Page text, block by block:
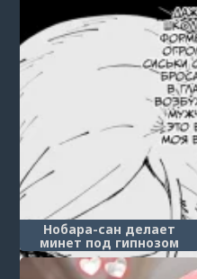
Нобара-сан делает
минет под гипнозом
(Nobara-san Giving a
Blowjob While Hypnotized)